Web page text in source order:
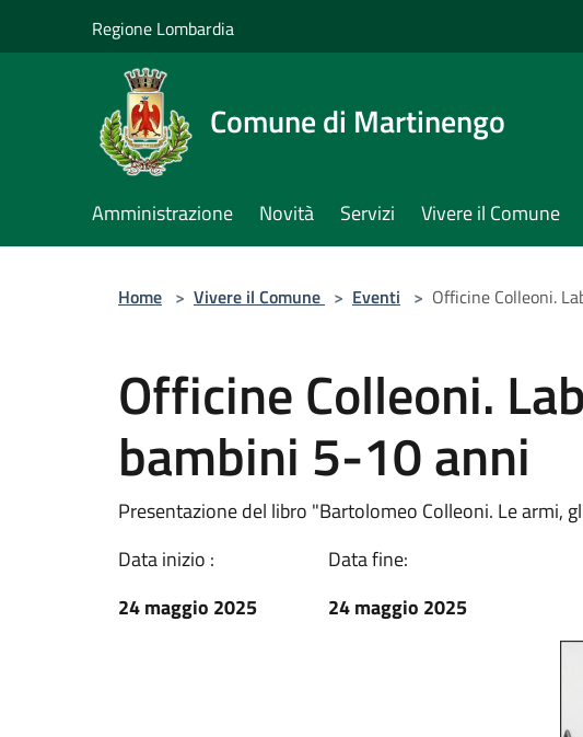
Regione Lombardia
Comune di Martinengo
Amministrazione Novità Servizi Vivere il Comune
Home > Vivere il Comune > Eventi > Officine Colleoni.
Officine Colleoni.
bambini 5-10 anni
Presentazione del libro "Bartolomeo Colleoni. Le armi,
Data inizio :
24 maggio 2025
Data fine:
24 maggio 2025